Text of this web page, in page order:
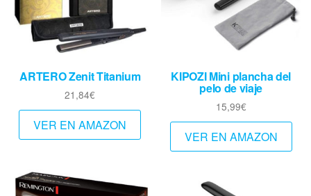
ARTERO Zenit Titanium
21,84€
VER EN AMAZON
KIPOZI Mini plancha del
pelo de viaje
15,99€
VER EN AMAZON